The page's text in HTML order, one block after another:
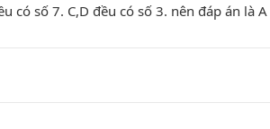
có số 7. C,D đều có số 3. nên đáp án là A